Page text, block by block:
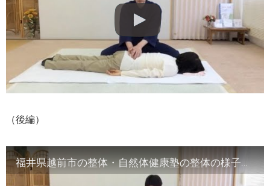
（後編）
福井県越前市の整体・自然体健康塾の整体の様子（2）腹部や首など